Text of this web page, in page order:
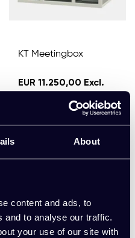
About
content and ads, to
and to analyse our traffic.
your use of our site with
KT Meetingbox
EUR 11.250,00 Excl.
(13.612,50 Incl. btw)
Meerdere varianten beschikbaar